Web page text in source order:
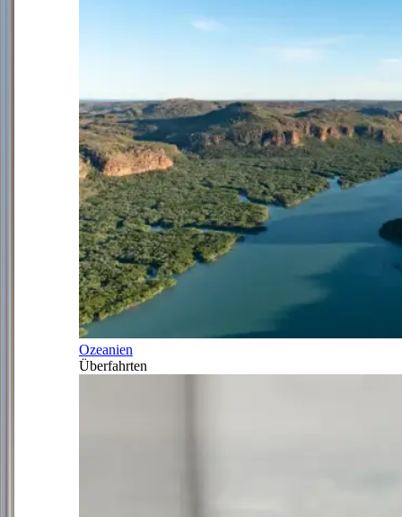
Ozeanien
Überfahrten